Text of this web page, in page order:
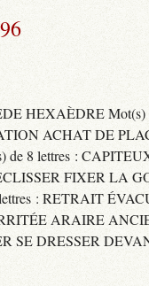
HEXAÈDRE Mot(s)
ACHAT DE
de 8 lettres :
FIXER LA
: RETRAIT
ARAIRE
SE DRESSER